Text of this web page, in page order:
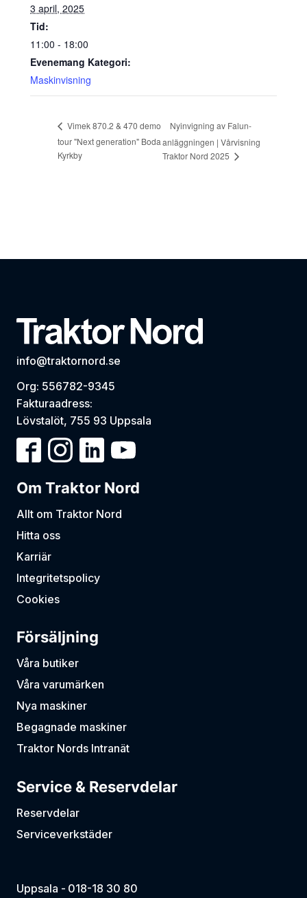
3 april, 2025
Tid:
11:00 - 18:00
Evenemang Kategori:
Maskinvisning
Vimek 870.2 & 470 demo
tour "Next generation" Boda
Kyrkby
Nyinvigning av Falun-
anläggningen | Vårvisning
Traktor Nord 2025
info@traktornord.se
Org: 556782-9345
Fakturaadress:
Lövstalöt, 755 93 Uppsala
Om Traktor Nord
Allt om Traktor Nord
Hitta oss
Karriär
Integritetspolicy
Cookies
Försäljning
Våra butiker
Våra varumärken
Nya maskiner
Begagnade maskiner
Traktor Nords Intranät
Service & Reservdelar
Reservdelar
Serviceverkstäder
Uppsala - 018-18 30 80